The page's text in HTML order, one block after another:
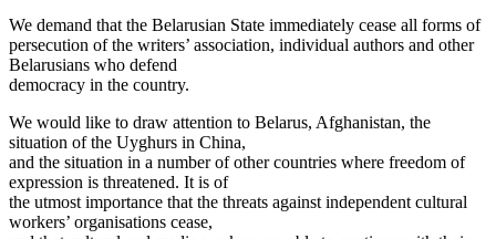
We demand that the Belarusian State immediately cease all forms of
persecution of the writers’ association, individual authors and other
Belarusians who defend
democracy in the country.
We would like to draw attention to Belarus, Afghanistan, the
situation of the Uyghurs in China,
and the situation in a number of other countries where freedom of
expression is threatened. It is of
the utmost importance that the threats against independent cultural
workers’ organisations cease,